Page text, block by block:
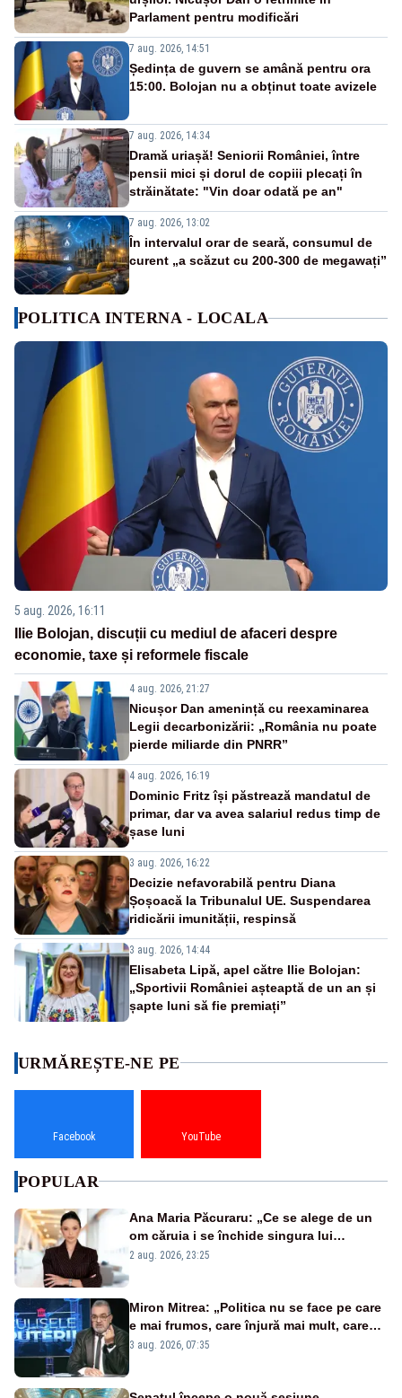
Parlament pentru modificări
7 aug. 2026, 14:51
Ședința de guvern se amână pentru ora
15:00. Bolojan nu a obținut toate avizele
7 aug. 2026, 14:34
Dramă uriașă! Seniorii României, între
pensii mici și dorul de copiii plecați în
străinătate: "Vin doar odată pe an"
7 aug. 2026, 13:02
În intervalul orar de seară, consumul de
curent „a scăzut cu 200-300 de megawați”
POLITICA INTERNA - LOCALA
5 aug. 2026, 16:11
Ilie Bolojan, discuții cu mediul de afaceri despre
economie, taxe și reformele fiscale
4 aug. 2026, 21:27
Nicușor Dan amenință cu reexaminarea
Legii decarbonizării: „România nu poate
pierde miliarde din PNRR”
4 aug. 2026, 16:19
Dominic Fritz își păstrează mandatul de
primar, dar va avea salariul redus timp de
șase luni
3 aug. 2026, 16:22
Decizie nefavorabilă pentru Diana
Șoșoacă la Tribunalul UE. Suspendarea
ridicării imunității, respinsă
3 aug. 2026, 14:44
Elisabeta Lipă, apel către Ilie Bolojan:
„Sportivii României așteaptă de un an și
șapte luni să fie premiați”
URMĂREȘTE-NE PE
Facebook YouTube
POPULAR
Ana Maria Păcuraru: „Ce se alege de un
om căruia i se închide singura lui
portiță?”
2 aug. 2026, 23:25
Miron Mitrea: „Politica nu se face pe care
e mai frumos, care înjură mai mult, care
țipă mai tare, ci pe proiecte”
3 aug. 2026, 07:35